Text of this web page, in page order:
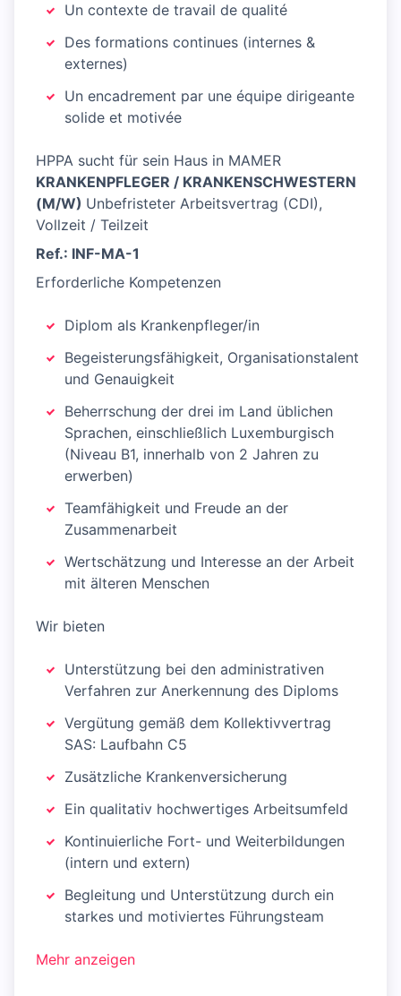
Un contexte de travail de qualité
Des formations continues (internes &
externes)
Un encadrement par une équipe dirigeante
solide et motivée
HPPA sucht für sein Haus in MAMER
KRANKENPFLEGER / KRANKENSCHWESTERN
(M/W) Unbefristeter Arbeitsvertrag (CDI),
Vollzeit / Teilzeit
Ref.: INF-MA-1
Erforderliche Kompetenzen
Diplom als Krankenpfleger/in
Begeisterungsfähigkeit, Organisationstalent
und Genauigkeit
Beherrschung der drei im Land üblichen
Sprachen, einschließlich Luxemburgisch
(Niveau B1, innerhalb von 2 Jahren zu
erwerben)
Teamfähigkeit und Freude an der
Zusammenarbeit
Wertschätzung und Interesse an der Arbeit
mit älteren Menschen
Wir bieten
Unterstützung bei den administrativen
Verfahren zur Anerkennung des Diploms
Vergütung gemäß dem Kollektivvertrag
SAS: Laufbahn C5
Zusätzliche Krankenversicherung
Ein qualitativ hochwertiges Arbeitsumfeld
Kontinuierliche Fort- und Weiterbildungen
(intern und extern)
Begleitung und Unterstützung durch ein
starkes und motiviertes Führungsteam
Mehr anzeigen